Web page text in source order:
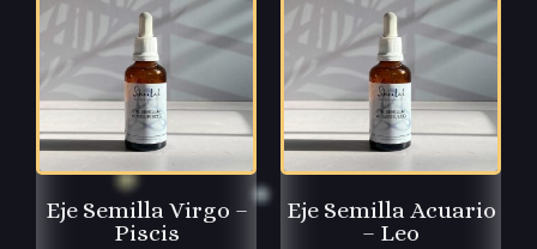
Eje Semilla Virgo –
Piscis
Eje Semilla Acuario
– Leo